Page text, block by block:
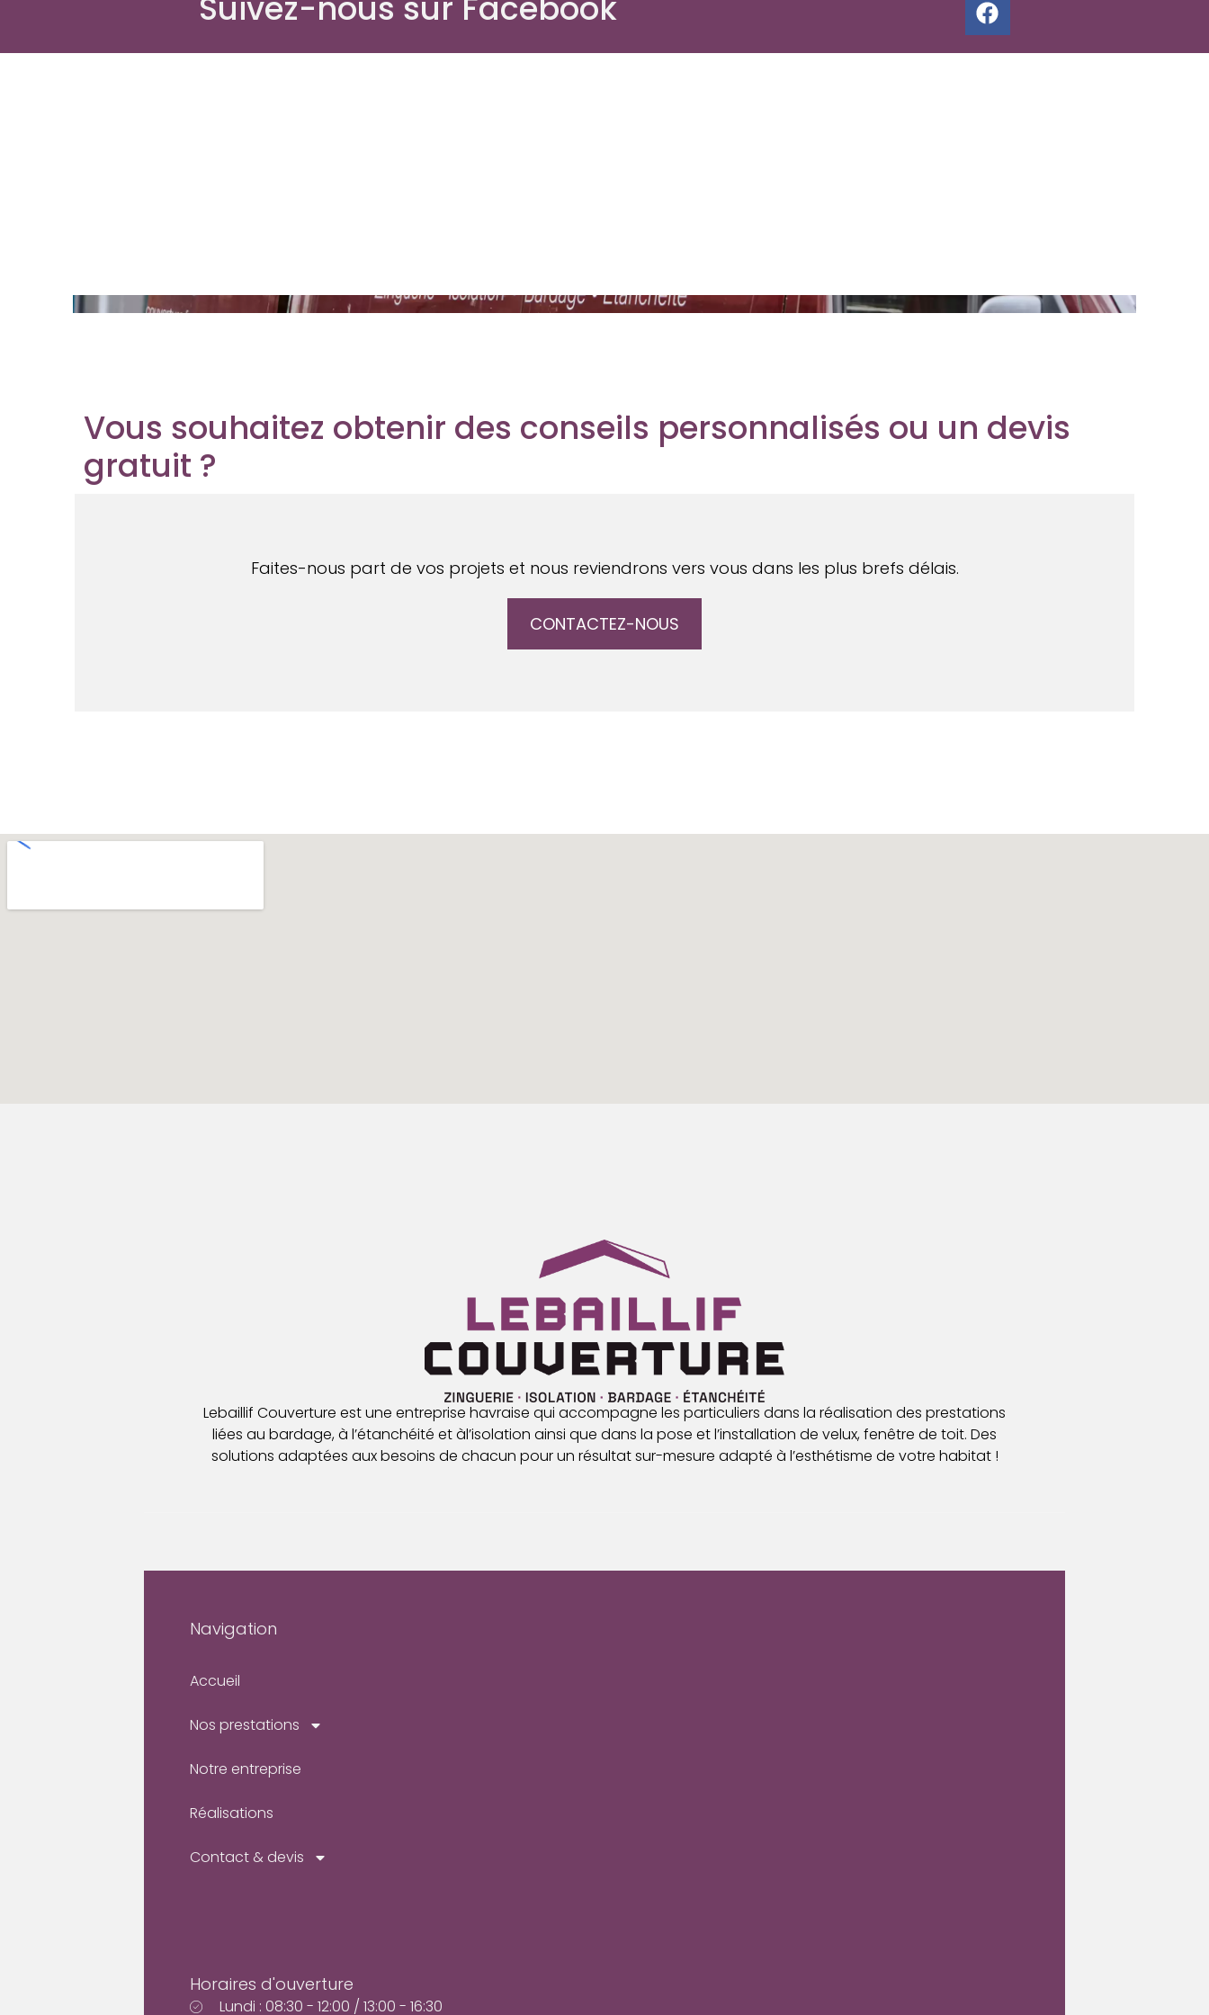
Suivez-nous sur Facebook
Vous souhaitez obtenir des conseils personnalisés ou un devis
gratuit ?
Faites-nous part de vos projets et nous reviendrons vers vous dans les plus brefs délais.
CONTACTEZ-NOUS
Lebaillif Couverture est une entreprise havraise qui accompagne les particuliers dans la réalisation des prestations
liées au bardage, à l’étanchéité et àl’isolation ainsi que dans la pose et l’installation de velux, fenêtre de toit. Des
solutions adaptées aux besoins de chacun pour un résultat sur-mesure adapté à l’esthétisme de votre habitat !
Navigation
Accueil
Nos prestations
Notre entreprise
Réalisations
Contact & devis
Horaires d'ouverture
Lundi : 08:30 - 12:00 / 13:00 - 16:30